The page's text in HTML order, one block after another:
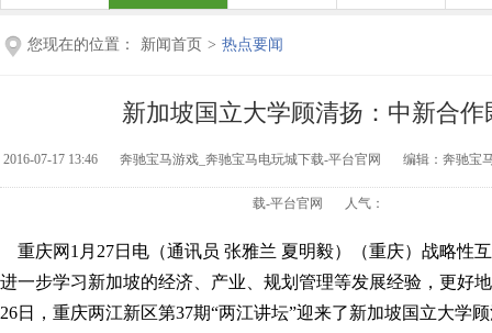
您现在的位置： 新闻首页 > 热点要闻
新加坡国立大学顾清扬：中新合作
2016-07-17 13:46 奔驰宝马游戏_奔驰宝马电玩城下载-平台官网 编辑：奔驰宝
载-平台官网 人气：
重庆网1月27日电（通讯员 张雅兰 夏明毅）（重庆）战略性
进一步学习新加坡的经济、产业、规划管理等发展经验，更好
26日，重庆两江新区第37期“两江讲坛”迎来了新加坡国立大学